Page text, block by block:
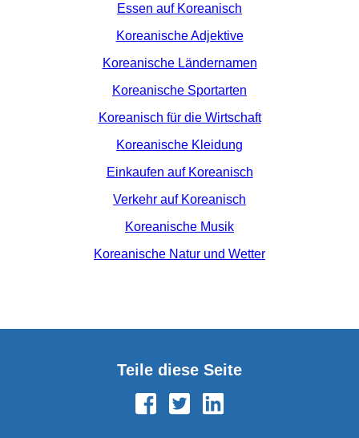
Essen auf Koreanisch
Koreanische Adjektive
Koreanische Ländernamen
Koreanische Sportarten
Koreanisch für die Wirtschaft
Koreanische Kleidung
Einkaufen auf Koreanisch
Verkehr auf Koreanisch
Koreanische Musik
Koreanische Natur und Wetter
Teile diese Seite